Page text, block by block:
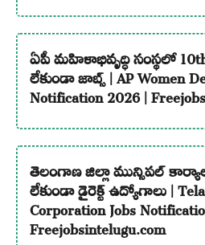
ఏపీ మహిళాభివృద్ధి సంస్థలో
లేకుండా జాబ్స్ | AP Women
Notification 2026 |
తెలంగాణ జిల్లా మున్సిపల్
లేకుండా డైరెక్ట్ ఉద్యోగాలు |
Corporation Jobs
Freejobsintelugu.com